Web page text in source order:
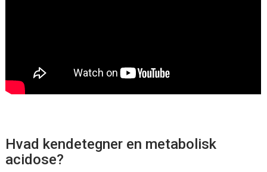
Hvad kendetegner en metabolisk
acidose?